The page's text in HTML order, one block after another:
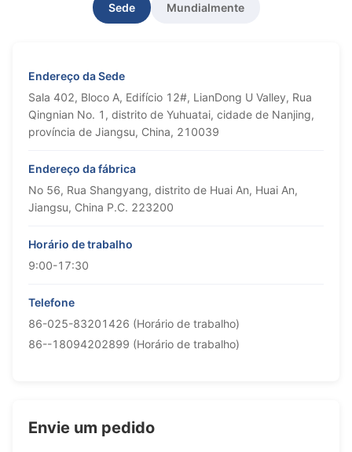
Sede Mundialmente
Endereço da Sede
Sala 402, Bloco A, Edifício 12#, LianDong U Valley, Rua
Qingnian No. 1, distrito de Yuhuatai, cidade de Nanjing,
província de Jiangsu, China, 210039
Endereço da fábrica
No 56, Rua Shangyang, distrito de Huai An, Huai An,
Jiangsu, China P.C. 223200
Horário de trabalho
9:00-17:30
Telefone
86-025-83201426 (Horário de trabalho)
86--18094202899 (Horário de trabalho)
Envie um pedido